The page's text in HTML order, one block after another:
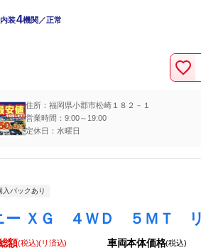
内装4機関／正常
住所：福岡県小郡市松崎１８２－１
営業時間：9:00～19:00
定休日：水曜日
入パックあり
額(税込)(リ済込) 車両本体価格(税込)